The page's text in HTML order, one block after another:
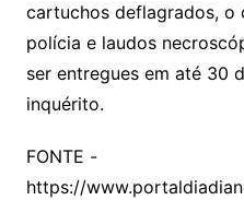
cartuchos deflagrados, o
polícia e laudos
ser entregues em até 30
inquérito.
FONTE -
https://